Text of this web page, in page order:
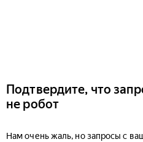
Подтвердите, что
не робот
Нам очень жаль, но запросы с